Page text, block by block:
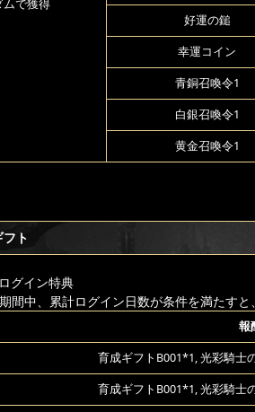
ムで獲得
好運の鎚
幸運コイン
青銅召喚令1
白銀召喚令1
黄金召喚令1
ト
グイン特典
間中、累計ログイン日数が条件を満たすと
報
育成ギフトB001*1, 光彩騎士
育成ギフトB001*1, 光彩騎士